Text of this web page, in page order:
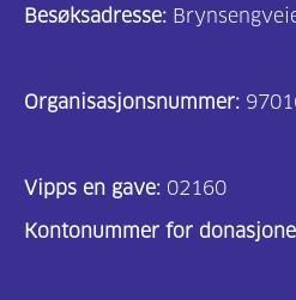
Besøksadresse:
Organisasjonsnummer:
Vipps en gave: 02160
Kontonummer for